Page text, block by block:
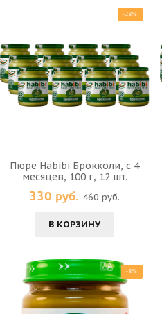
-28%
Пюре Habibi Брокколи, с 4
месяцев, 100 г, 12 шт.
330 руб. 460 руб.
В КОРЗИНУ
-8%